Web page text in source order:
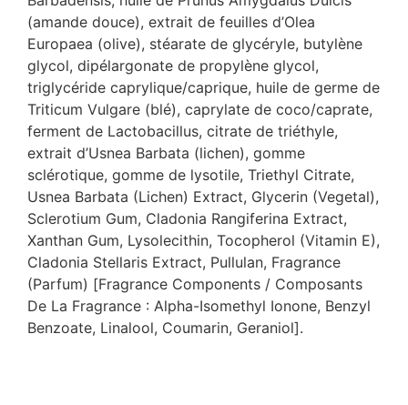
(amande douce), extrait de feuilles d’Olea
Europaea (olive), stéarate de glycéryle, butylène
glycol, dipélargonate de propylène glycol,
triglycéride caprylique/caprique, huile de germe de
Triticum Vulgare (blé), caprylate de coco/caprate,
ferment de Lactobacillus, citrate de triéthyle,
extrait d’Usnea Barbata (lichen), gomme
sclérotique, gomme de lysotile, Triethyl Citrate,
Usnea Barbata (Lichen) Extract, Glycerin (Vegetal),
Sclerotium Gum, Cladonia Rangiferina Extract,
Xanthan Gum, Lysolecithin, Tocopherol (Vitamin E),
Cladonia Stellaris Extract, Pullulan, Fragrance
(Parfum) [Fragrance Components / Composants
De La Fragrance : Alpha-Isomethyl Ionone, Benzyl
Benzoate, Linalool, Coumarin, Geraniol].